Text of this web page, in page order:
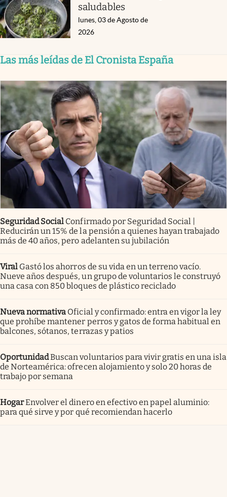
saludables
lunes, 03 de Agosto de
2026
Las más leídas de El Cronista España
Seguridad Social Confirmado por Seguridad Social |
Reducirán un 15% de la pensión a quienes hayan trabajado
más de 40 años, pero adelanten su jubilación
Viral Gastó los ahorros de su vida en un terreno vacío.
Nueve años después, un grupo de voluntarios le construyó
una casa con 850 bloques de plástico reciclado
Nueva normativa Oficial y confirmado: entra en vigor la ley
que prohíbe mantener perros y gatos de forma habitual en
balcones, sótanos, terrazas y patios
OportunidadBuscan voluntarios para vivir gratis en una isla
de Norteamérica: ofrecen alojamiento y solo 20 horas de
trabajo por semana
HogarEnvolver el dinero en efectivo en papel aluminio:
para qué sirve y por qué recomiendan hacerlo